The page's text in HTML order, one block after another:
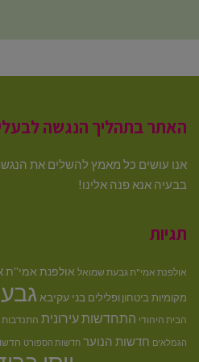
האתר בתהליך הנגשה לבעלי
אנו עושים כל מאמץ להשלים את
בבעיה אנא פנה אלינו!
תגיות
אולפנת אמי"ת גבעת שמואל אולפנת אמי''ת
מקומיותביטחון ופלילים בני עקיבא
הבית היהודי התחדשות עירונית התנדבות
הגמלאים חדשות הנוער חדשות הספורט